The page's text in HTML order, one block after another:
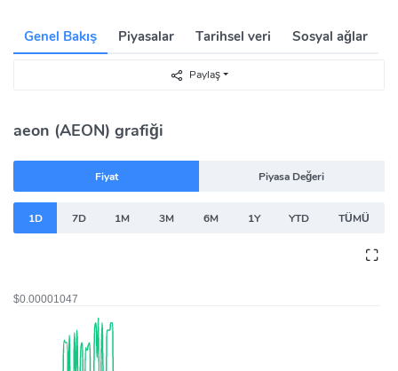
Genel Bakış Piyasalar Tarihsel veri Sosyal ağlar
Paylaş
aeon (AEON) grafiği
Fiyat Piyasa Değeri
1D 7D 1M 3M 6M 1Y YTD TÜMÜ